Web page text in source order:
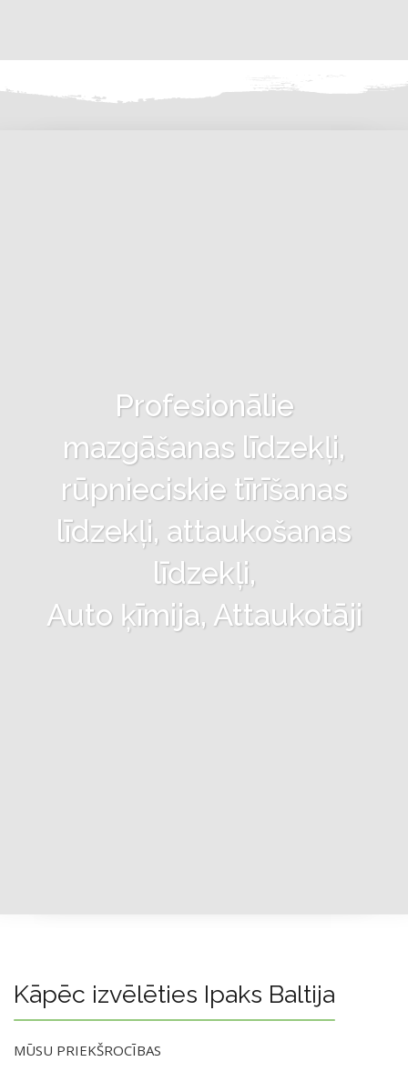
Profesionālie
mazgāšanas līdzekļi,
rūpnieciskie tīrīšanas
līdzekļi, attaukošanas
līdzekļi,
Auto ķīmija, Attaukotāji
Kāpēc izvēlēties Ipaks Baltija
MŪSU PRIEKŠROCĪBAS